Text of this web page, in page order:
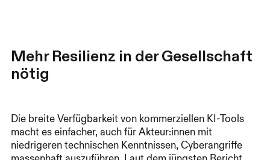
Mehr Resilienz in der Gesellschaft
nötig
Die breite Verfügbarkeit von kommerziellen KI-Tools
macht es einfacher, auch für Akteur:innen mit
niedrigeren technischen Kenntnissen, Cyberangriffe